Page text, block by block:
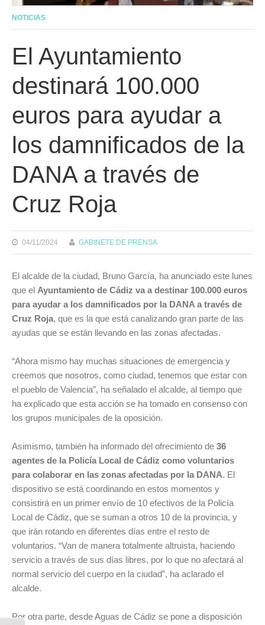
NOTICIAS
El Ayuntamiento
destinará 100.000
euros para ayudar a
los damnificados de la
DANA a través de
Cruz Roja
04/11/2024 GABINETE DE PRENSA
El alcalde de la ciudad, Bruno García, ha anunciado este lunes
que el Ayuntamiento de Cádiz va a destinar 100.000 euros
para ayudar a los damnificados por la DANA a través de
Cruz Roja, que es la que está canalizando gran parte de las
ayudas que se están llevando en las zonas afectadas.
“Ahora mismo hay muchas situaciones de emergencia y
creemos que nosotros, como ciudad, tenemos que estar con
el pueblo de Valencia”, ha señalado el alcalde, al tiempo que
ha explicado que esta acción se ha tomado en consenso con
los grupos municipales de la oposición.
Asimismo, también ha informado del ofrecimiento de 36
agentes de la Policía Local de Cádiz como voluntarios
para colaborar en las zonas afectadas por la DANA. El
dispositivo se está coordinando en estos momentos y
consistirá en un primer envío de 10 efectivos de la Policía
Local de Cádiz, que se suman a otros 10 de la provincia, y
que irán rotando en diferentes días entre el resto de
voluntarios. “Van de manera totalmente altruista, haciendo
servicio a través de sus días libres, por lo que no afectará al
normal servicio del cuerpo en la ciudad”, ha aclarado el
alcalde.
Por otra parte, desde Aguas de Cádiz se pone a disposición